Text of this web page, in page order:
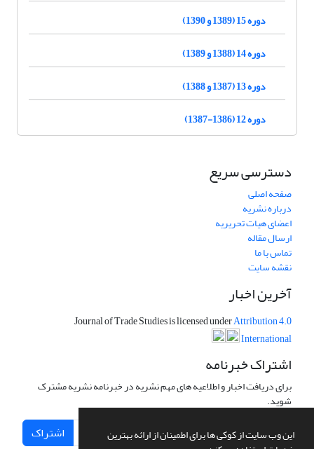
این وب سایت از کوکی ها برای اطمینان از ارائه بهترین
دوره 15 (1389 و 1390)
دوره 14 (1388 و 1389)
دوره 13 (1387 و 1388)
دوره 12 (1386-1387)
دسترسی سریع
صفحه اصلی
درباره نشریه
اعضای هیات تحریریه
ارسال مقاله
تماس با ما
نقشه سایت
آخرین اخبار
Journal of Trade Studies is licensed underAttribution 4.0
International
اشتراک خبرنامه
برای دریافت اخبار و اطلاعیه های مهم نشریه در خبرنامه نشریه مشترک
شوید.
اشتراک